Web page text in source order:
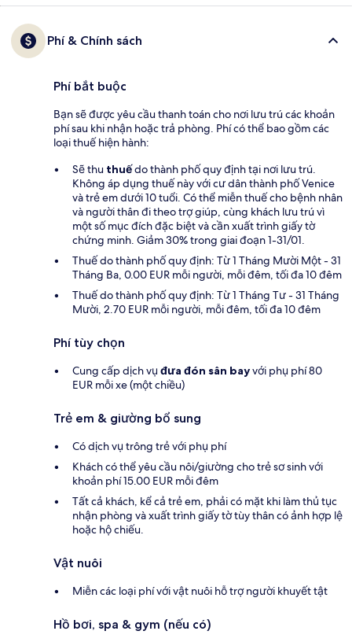
Phí & Chính sách
Phí bắt buộc
Bạn sẽ được yêu cầu thanh toán cho nơi lưu trú các khoản
phí sau khi nhận hoặc trả phòng. Phí có thể bao gồm các
loại thuế hiện hành:
Sẽ thu thuếdo thành phố quy định tại nơi lưu trú.
Không áp dụng thuế này với cư dân thành phố Venice
và trẻ em dưới 10 tuổi. Có thể miễn thuế cho bệnh nhân
và người thân đi theo trợ giúp, cùng khách lưu trú vì
một số mục đích đặc biệt và cần xuất trình giấy tờ
chứng minh. Giảm 30% trong giai đoạn 1-31/01.
Thuế do thành phố quy định: Từ 1 Tháng Mười Một - 31
Tháng Ba, 0.00 EUR mỗi người, mỗi đêm, tối đa 10 đêm
Thuế do thành phố quy định: Từ 1 Tháng Tư - 31 Tháng
Mười, 2.70 EUR mỗi người, mỗi đêm, tối đa 10 đêm
Phí tùy chọn
Cung cấp dịch vụ đưa đón sân bayvới phụ phí 80
EUR mỗi xe (một chiều)
Trẻ em & giường bổ sung
Có dịch vụ trông trẻ với phụ phí
Khách có thể yêu cầu nôi/giường cho trẻ sơ sinh với
khoản phí 15.00 EUR mỗi đêm
Tất cả khách, kể cả trẻ em, phải có mặt khi làm thủ tục
nhận phòng và xuất trình giấy tờ tùy thân có ảnh hợp lệ
hoặc hộ chiếu.
Vật nuôi
Miễn các loại phí với vật nuôi hỗ trợ người khuyết tật
Hồ bơi, spa & gym (nếu có)